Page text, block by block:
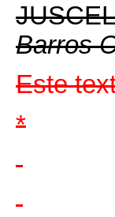
Barros
Este
*